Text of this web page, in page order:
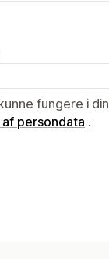
fungere i din
persondata .